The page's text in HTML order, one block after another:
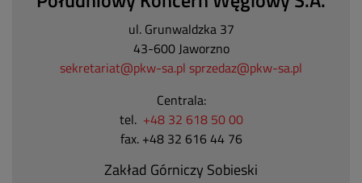
ul. Grunwaldzka 37
43-600 Jaworzno
sekretariat@pkw-sa.pl sprzedaz@pkw-sa.pl
Centrala:
tel. +48 32 618 50 00
fax. +48 32 616 44 76
Zakład Górniczy Sobieski